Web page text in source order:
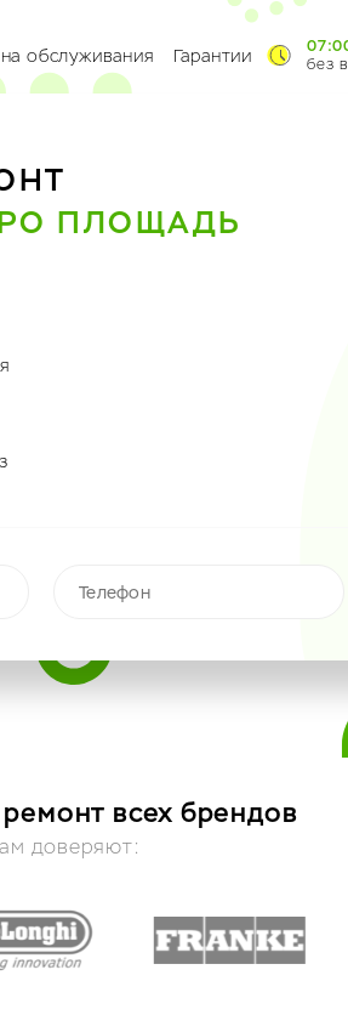
обслуживания Гарантии
без
ПЛОЩАДЬ
всех брендов
доверяют: